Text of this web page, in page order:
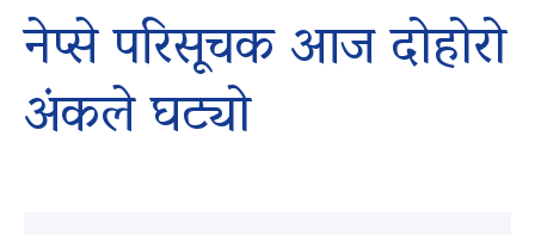
नेप्से परिसूचक आज दोहोरो
अंकले घट्यो